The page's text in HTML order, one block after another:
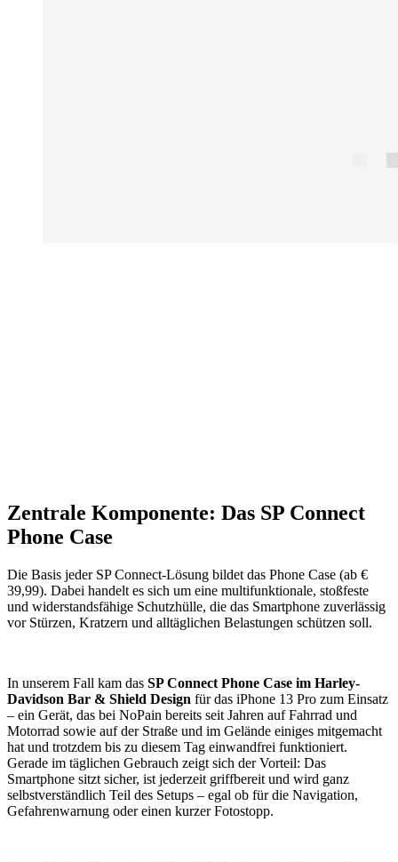
Zentrale Komponente: Das SP Connect
Phone Case
Die Basis jeder SP Connect-Lösung bildet das Phone Case (ab €
39,99). Dabei handelt es sich um eine multifunktionale, stoßfeste
und widerstandsfähige Schutzhülle, die das Smartphone zuverlässig
vor Stürzen, Kratzern und alltäglichen Belastungen schützen soll.
In unserem Fall kam das SP Connect Phone Case im Harley-
Davidson Bar & Shield Design für das iPhone 13 Pro zum Einsatz
– ein Gerät, das bei NoPain bereits seit Jahren auf Fahrrad und
Motorrad sowie auf der Straße und im Gelände einiges mitgemacht
hat und trotzdem bis zu diesem Tag einwandfrei funktioniert.
Gerade im täglichen Gebrauch zeigt sich der Vorteil: Das
Smartphone sitzt sicher, ist jederzeit griffbereit und wird ganz
selbstverständlich Teil des Setups – egal ob für die Navigation,
Gefahrenwarnung oder einen kurzer Fotostopp.